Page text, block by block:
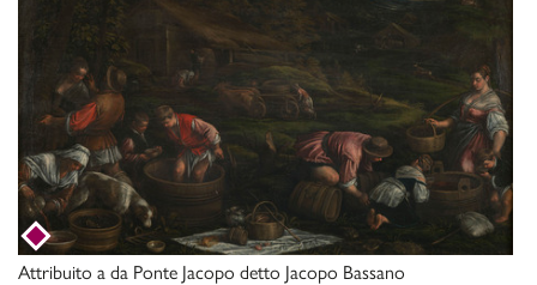
Attribuito a da Ponte Jacopo detto Jacopo Bassano